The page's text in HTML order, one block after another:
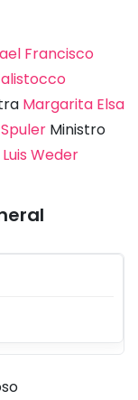
Francisco
Margarita Elsa
Ministro
Weder